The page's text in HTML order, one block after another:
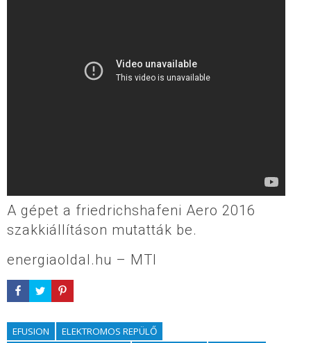
A gépet a friedrichshafeni Aero 2016
szakkiállításon mutatták be.
energiaoldal.hu – MTI
EFUSION
ELEKTROMOS REPÜLŐ